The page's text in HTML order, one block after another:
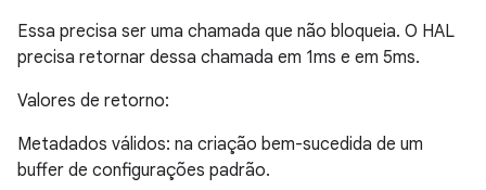
Essa precisa ser uma chamada que não bloqueia. O HAL
precisa retornar dessa chamada em 1ms e em 5ms.
Valores de retorno:
Metadados válidos: na criação bem-sucedida de um
buffer de configurações padrão.